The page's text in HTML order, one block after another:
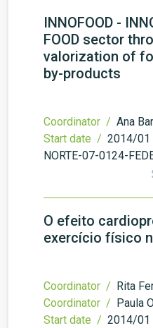
INNOFOOD -
FOOD sector
valorization of
by-products
Coordinator / Ana
Start date / 2014/01
NORTE-07-0124-
O efeito
exercício físico
Coordinator / Rita
Coordinator / Paula
Start date / 2014/01